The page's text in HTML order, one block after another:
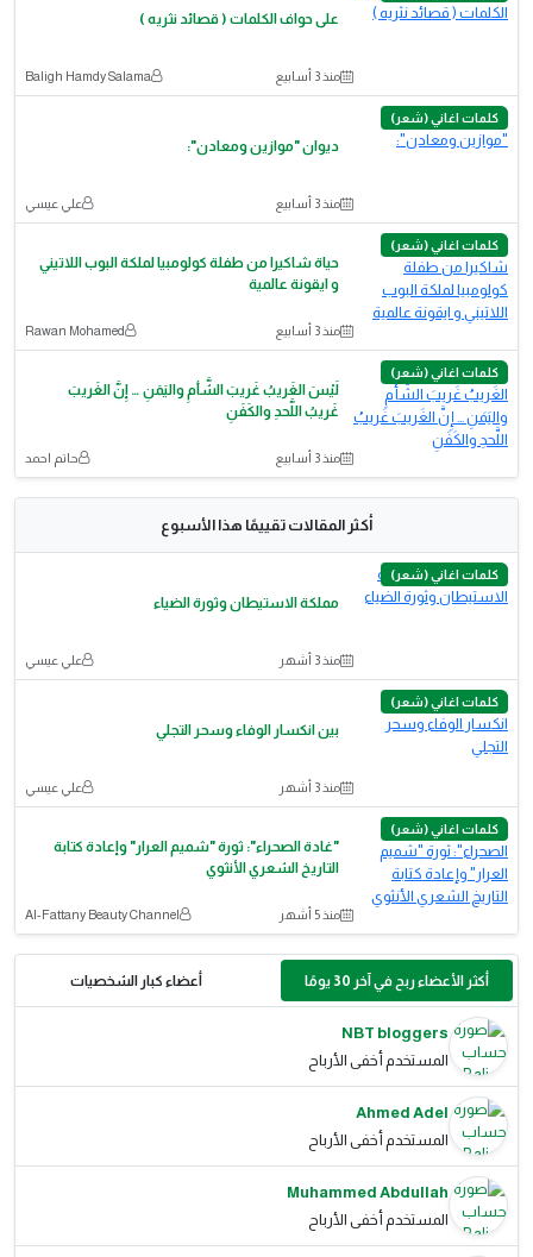
على حواف الكلمات ( قصائد نثريه )
منذ 3 أسابيع Baligh Hamdy Salama
كلمات اغاني (شعر)
ديوان "موازين ومعادن":
منذ 3 أسابيع علي عيسي
كلمات اغاني (شعر)
حياة شاكيرا من طفلة كولومبيا لملكة البوب اللاتيني
و ايقونة عالمية
منذ 3 أسابيع Rawan Mohamed
كلمات اغاني (شعر)
لَيْسَ الغَريبُ غَريبَ الشَّأمِ واليَمَنِ ‍… إِنَّ الغَريبَ
غَريبُ اللَّحدِ والكَفَنِ
منذ 3 أسابيع حاتم احمد
أكثر المقالات تقييمًا هذا الأسبوع
كلمات اغاني (شعر)
مملكة الاستيطان وثورة الضياء
منذ 3 أشهر علي عيسي
كلمات اغاني (شعر)
بين انكسار الوفاء وسحر التجلي
منذ 3 أشهر علي عيسي
كلمات اغاني (شعر)
"غادة الصحراء": ثورة "شميم العرار" وإعادة كتابة
التاريخ الشعري الأنثوي
منذ 5 أشهر Al-Fattany Beauty Channel
أكثر الأعضاء ربح في آخر 30 يومًا أعضاء كبار الشخصيات
NBT bloggers
المستخدم أخفى الأرباح
Ahmed Adel
المستخدم أخفى الأرباح
Muhammed Abdullah
المستخدم أخفى الأرباح